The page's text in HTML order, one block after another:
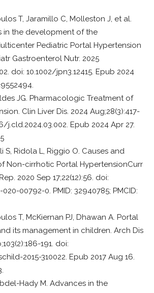
T, Jaramillo C, Molleston J, et al.
in the development of the
Pediatric Portal Hypertension
Gastroenterol Nutr. 2025
doi: 10.1002/jpn3.12415. Epub 2024
JG. Pharmacologic Treatment of
Clin Liver Dis. 2024 Aug;28(3):417-
j.cld.2024.03.002. Epub 2024 Apr 27.
S, Ridola L, Riggio O. Causes and
Non-cirrhotic Portal Hypertension​Curr
2020 Sep 17;22(12):56. doi:
020-00792-0. PMID: 32940785; PMCID:
T, McKiernan PJ, Dhawan A. Portal
its management in children. Arch Dis
191. doi:
2015-310022. Epub 2017 Aug 16.
Hady M. Advances in the